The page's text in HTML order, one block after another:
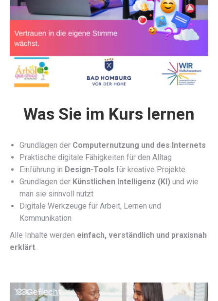
Was Sie im Kurs lernen
Grundlagen der Computernutzung und des Internets
Praktische digitale Fähigkeiten für den Alltag
Einführung in Design-Tools für kreative Projekte
Grundlagen der Künstlichen Intelligenz (KI) und wie
man sie sinnvoll nutzt
Digitale Werkzeuge für Arbeit, Lernen und
Kommunikation
Alle Inhalte werden einfach, verständlich und praxisnah
erklärt.